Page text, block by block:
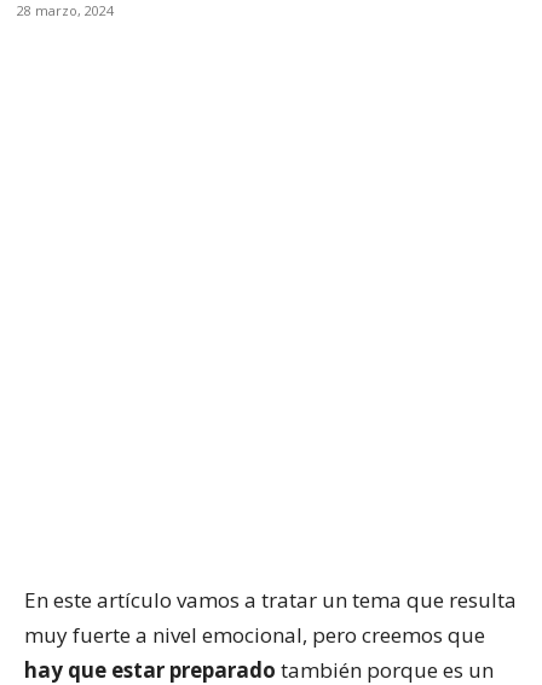
28 marzo, 2024
En este artículo vamos a tratar un tema que resulta
muy fuerte a nivel emocional, pero creemos que
hay que estar preparado también porque es un